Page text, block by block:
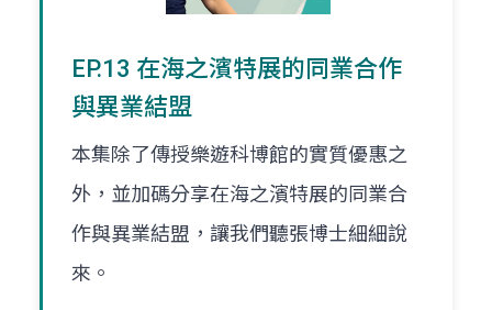
EP.13 在海之濱特展的同業合作
與異業結盟
本集除了傳授樂遊科博館的實質優惠之
外，並加碼分享在海之濱特展的同業合
作與異業結盟，讓我們聽張博士細細說
來。